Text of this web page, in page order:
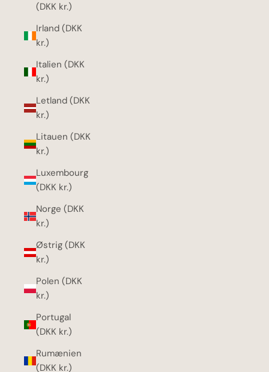
(DKK kr.)
Irland (DKK
kr.)
Italien (DKK
kr.)
Letland (DKK
kr.)
Litauen (DKK
kr.)
Luxembourg
(DKK kr.)
Norge (DKK
kr.)
Østrig (DKK
kr.)
Polen (DKK
kr.)
Portugal
(DKK kr.)
Rumænien
(DKK kr.)